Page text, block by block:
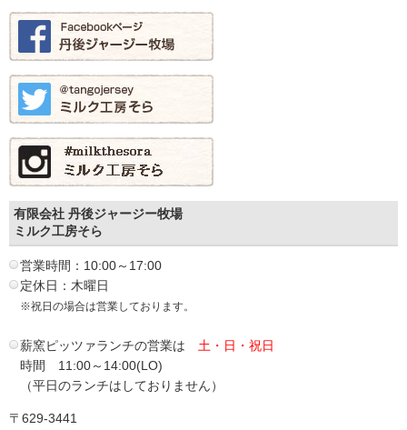
有限会社 丹後ジャージー牧場
ミルク工房そら
営業時間：10:00～17:00
定休日：木曜日
※祝日の場合は営業しております。
薪窯ピッツァランチの営業は 土・日・祝日
時間 11:00～14:00(LO)
（平日のランチはしておりません）
〒629-3441